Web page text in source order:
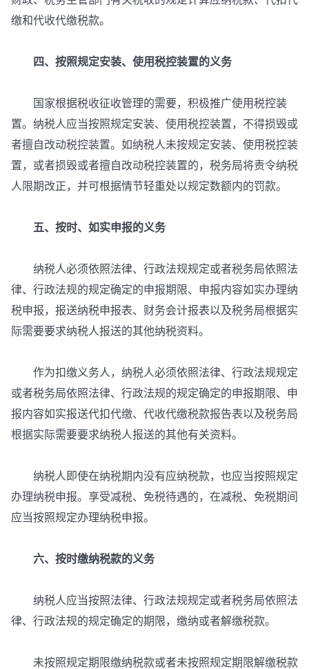
缴和代收代缴税款。
四、按照规定安装、使用税控装置的义务
国家根据税收征收管理的需要，积极推广使用税控装
置。纳税人应当按照规定安装、使用税控装置，不得损毁或
者擅自改动税控装置。如纳税人未按规定安装、使用税控装
置，或者损毁或者擅自改动税控装置的，税务局将责令纳税
人限期改正，并可根据情节轻重处以规定数额内的罚款。
五、按时、如实申报的义务
纳税人必须依照法律、行政法规规定或者税务局依照法
律、行政法规的规定确定的申报期限、申报内容如实办理纳
税申报，报送纳税申报表、财务会计报表以及税务局根据实
际需要要求纳税人报送的其他纳税资料。
作为扣缴义务人，纳税人必须依照法律、行政法规规定
或者税务局依照法律、行政法规的规定确定的申报期限、申
报内容如实报送代扣代缴、代收代缴税款报告表以及税务局
根据实际需要要求纳税人报送的其他有关资料。
纳税人即使在纳税期内没有应纳税款，也应当按照规定
办理纳税申报。享受减税、免税待遇的，在减税、免税期间
应当按照规定办理纳税申报。
六、按时缴纳税款的义务
纳税人应当按照法律、行政法规规定或者税务局依照法
律、行政法规的规定确定的期限，缴纳或者解缴税款。
未按照规定期限缴纳税款或者未按照规定期限解缴税款